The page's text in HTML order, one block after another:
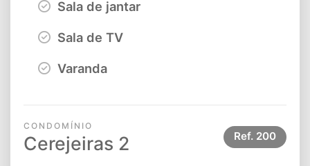
Sala de jantar
Sala de TV
Varanda
CONDOMÍNIO
Cerejeiras 2 Ref. 200